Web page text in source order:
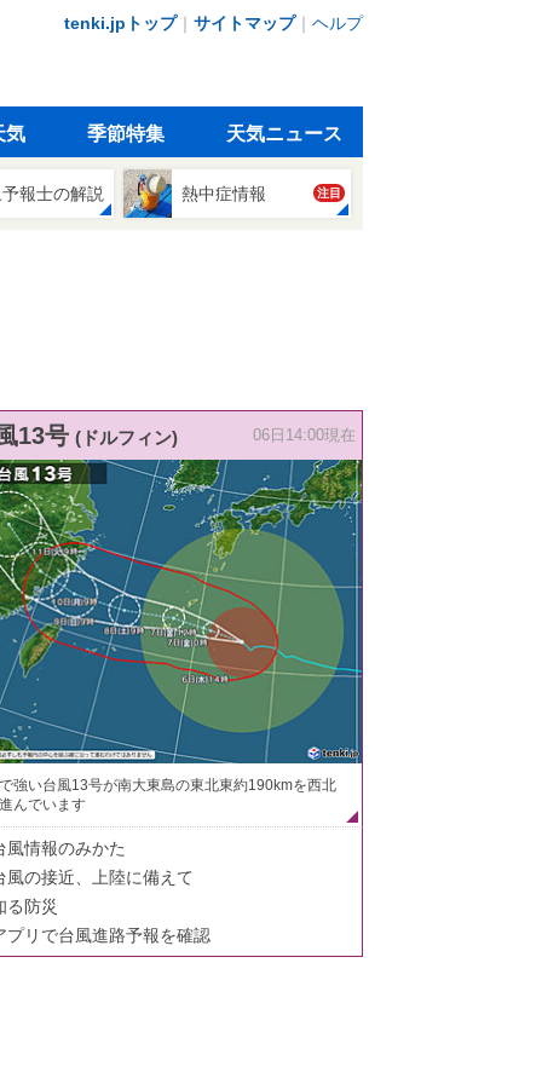
tenki.jpトップ｜ サイトマップ｜ ヘルプ
気 季節特集 天気ニュース
報士の解説 熱中症情報 注目
13号 (ドルフィン) 06日14:00現在
強い台風13号が南大東島の東北東約190kmを西北
んでいます
風情報のみかた
風の接近、上陸に備えて
る防災
プリで台風進路予報を確認